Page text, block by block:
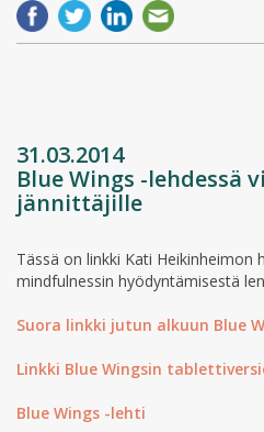
31.03.2014
Blue Wings -lehdessä
jännittäjille
Tässä on linkki Kati
mindfulnessin hyödyntämisestä
Suora linkki jutun alkuun Blue
Linkki Blue Wingsin
Blue Wings -lehti